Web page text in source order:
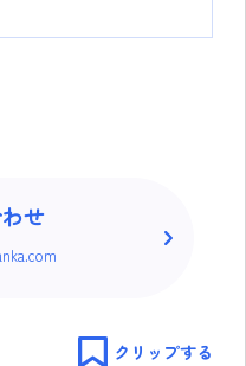
せ
クリップする